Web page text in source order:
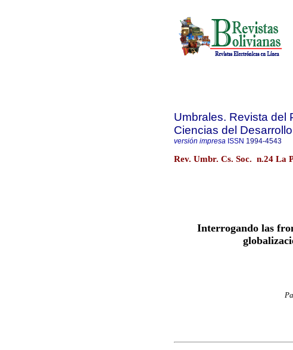
Umbrales. Revista del
Ciencias del Desarrollo
versión impresa ISSN 1994-4543
Rev. Umbr. Cs. Soc. n.24 La
Interrogando las